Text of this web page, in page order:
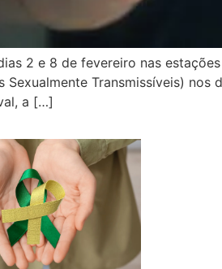
2 e 8 de fevereiro nas
Sexualmente Transmissíveis)
a […]